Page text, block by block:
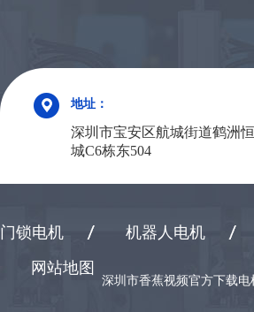
地址：
深圳市宝安区航城街道鹤洲
城C6栋东504
门锁电机 机器人电机
网站地图
深圳市香蕉视频官方下载